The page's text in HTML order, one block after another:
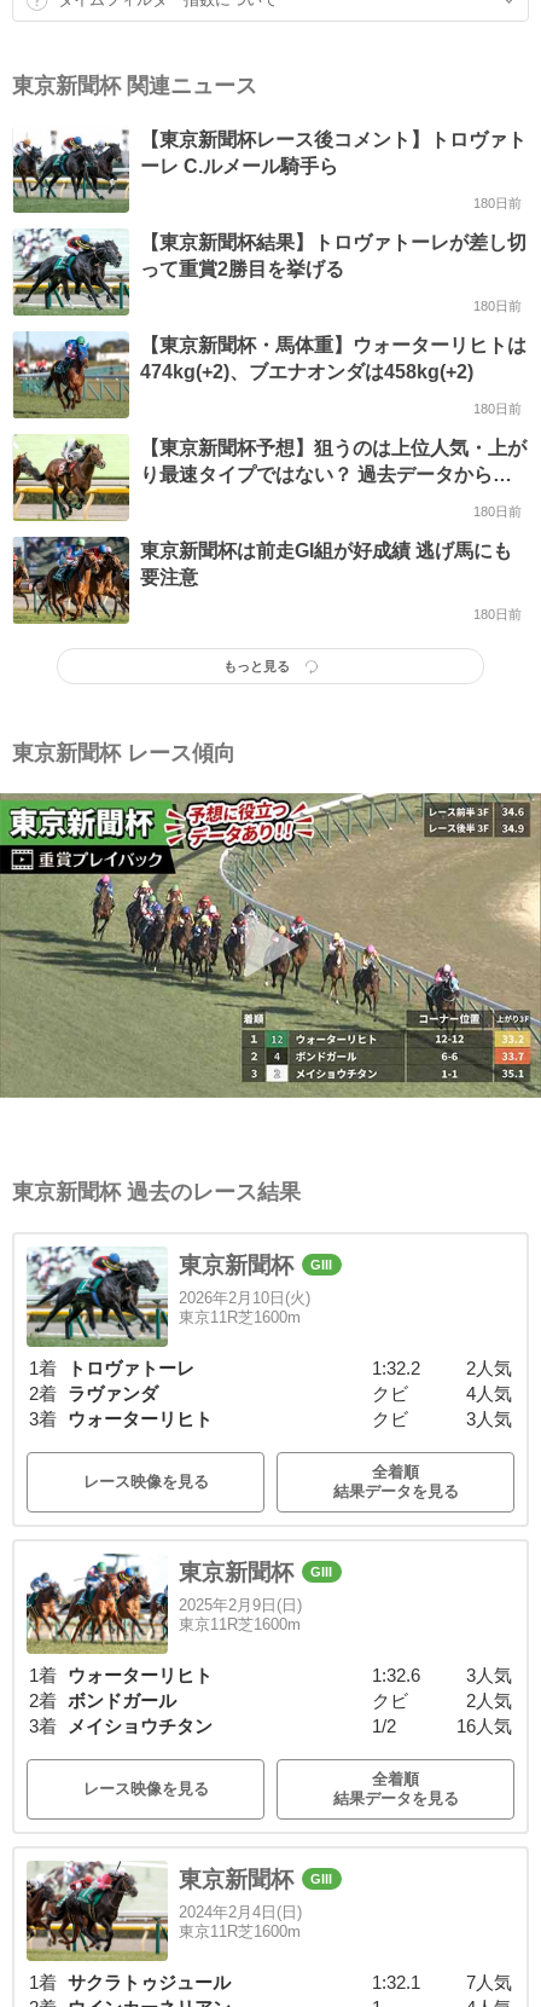
東京新聞杯 関連ニュース
【東京新聞杯レース後コメント】トロヴァト
ーレ C.ルメール騎手ら
180日前
【東京新聞杯結果】トロヴァトーレが差し切
って重賞2勝目を挙げる
180日前
【東京新聞杯・馬体重】ウォーターリヒトは
474kg(+2)、ブエナオンダは458kg(+2)
180日前
【東京新聞杯予想】狙うのは上位人気・上が
り最速タイプではない？ 過去データから探
180日前
東京新聞杯は前走GI組が好成績 逃げ馬にも
要注意
180日前
もっと見る
東京新聞杯 レース傾向
東京新聞杯 過去のレース結果
東京新聞杯 GIII
2026年2月10日(火)
東京11R芝1600m
1着 トロヴァトーレ 1:32.2
2人気
2着 ラヴァンダ クビ
4人気
3着 ウォーターリヒト クビ 3人気
レース映像を見る
全着順
結果データを見る
東京新聞杯 GIII
2025年2月9日(日)
東京11R芝1600m
1着 ウォーターリヒト 1:32.6
3人気
2着 ボンドガール クビ
2人気
3着
メイショウチタン 1/2 16人気
レース映像を見る
全着順
結果データを見る
東京新聞杯 GIII
2024年2月4日(日)
東京11R芝1600m
1着 サクラトゥジュール 1:32.1
7人気